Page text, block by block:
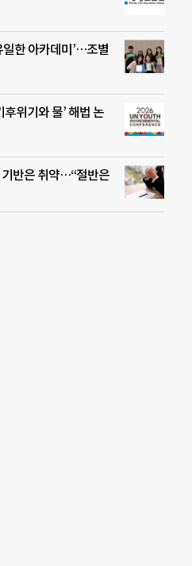
일한 아카데미’…조별
위기와 물’ 해법 논
반은 취약…“절반은